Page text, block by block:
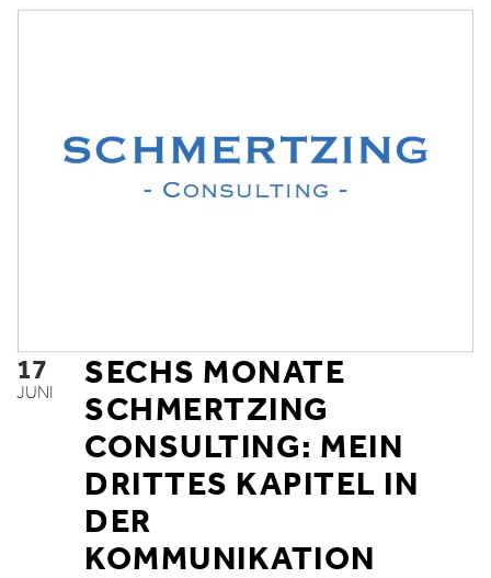
17
JUNI
SECHS MONATE
SCHMERTZING
CONSULTING: MEIN
DRITTES KAPITEL IN
DER
KOMMUNIKATION